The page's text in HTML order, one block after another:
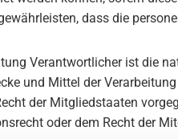
dass die
Verantwortlicher ist die
und Mittel der
der Mitgliedstaaten
oder dem Recht der